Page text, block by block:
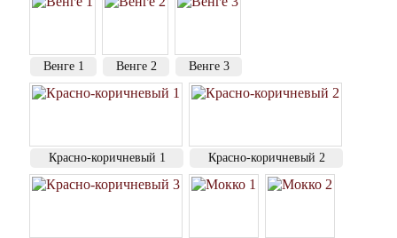
Венге 1 Венге 2 Венге 3
Красно-коричневый 1 Красно-коричневый 2